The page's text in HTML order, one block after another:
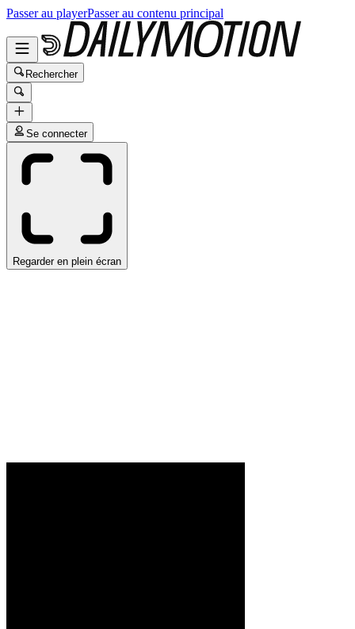
Passer au playerPasser au contenu principal
Rechercher
Se connecter
Regarder en plein écran